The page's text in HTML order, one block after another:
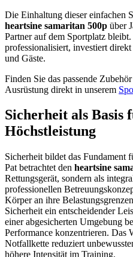
Die Einhaltung dieser einfachen
heartsine samaritan 500p über
Partner auf dem Sportplatz
professionalisiert, investiert
und Gäste.
Finden Sie das passende
Ausrüstung direkt in unserem
Sicherheit als Basis
Höchstleistung
Sicherheit bildet das Fundament
Pat betrachtet den heartsine
Rettungsgerät, sondern als
professionellen
Körper an ihre
Sicherheit ein entscheidender
einer abgesicherten Umgebung
Performance konzentrieren. Das
Notfallkette reduziert
höhere Intensität im Training.